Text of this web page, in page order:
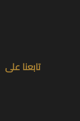
تابعنا على